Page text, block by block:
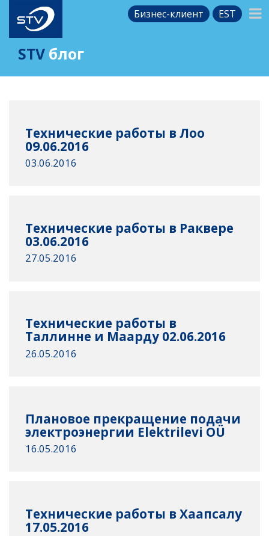
Бизнес-клиент EST
STV блог
Технические работы в Лоо
09.06.2016
03.06.2016
Технические работы в Раквере
03.06.2016
27.05.2016
Технические работы в
Таллинне и Маарду 02.06.2016
26.05.2016
Плановое прекращение подачи
электроэнергии Elektrilevi OÜ
16.05.2016
Технические работы в Хаапсалу
17.05.2016